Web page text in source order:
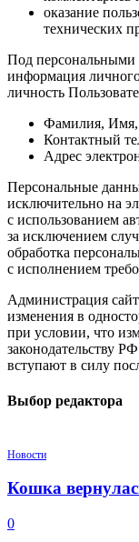
оказание
технических
Под персональными
информация
личность
Фамилия, Имя,
Контактный
Адрес
Персональные
исключительно на
с использованием
за исключением
обработка
с исполнением
Администрация
изменения в
при условии, что
законодательству
вступают в силу
Выбор редактора
Новости
Кошка
0